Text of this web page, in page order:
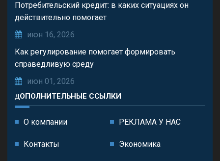
Потребительский кредит: в каких ситуациях он
действительно помогает
июн 16, 2026
Как регулирование помогает формировать
справедливую среду
июн 01, 2026
ДОПОЛНИТЕЛЬНЫЕ ССЫЛКИ
О компании РЕКЛАМА У НАС
Контакты Экономика